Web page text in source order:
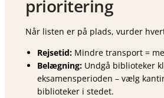
prioritering
Når listen er på plads, vurder
Rejsetid: Mindre transport =
Belægning: Undgå biblioteker
eksamensperioden – vælg
biblioteker i stedet.